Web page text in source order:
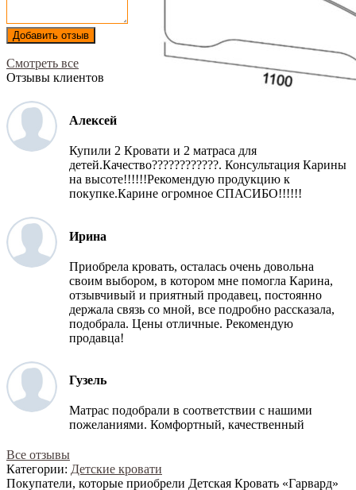
Добавить отзыв
Смотреть все
Отзывы клиентов
Алексей
Купили 2 Кровати и 2 матраса для
детей.Качество????????????. Консультация Карины
на высоте!!!!!!Рекомендую продукцию к
покупке.Карине огромное СПАСИБО!!!!!!
Ирина
Приобрела кровать, осталась очень довольна
своим выбором, в котором мне помогла Карина,
отзывчивый и приятный продавец, постоянно
держала связь со мной, все подробно рассказала,
подобрала. Цены отличные. Рекомендую
продавца!
Гузель
Матрас подобрали в соответствии с нашими
пожеланиями. Комфортный, качественный
Все отзывы
Категории: Детские кровати
Покупатели, которые приобрели Детская Кровать «Гарвард»